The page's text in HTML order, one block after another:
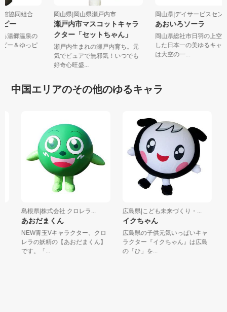
館協同組合
ピー
る湯郷温泉の
ピー＆ゆっピ
岡山県|岡山県瀬戸内市
瀬戸内市マスコットキャラ
クター「セットちゃん」
瀬戸内生まれの瀬戸内育ち。元
気でピュアで無邪気！いつでも
好奇心旺盛...
岡山県|デイサービスセ
あおいろソーラ
岡山県総社市日羽の上
した日本一の美ゆるキ
は大空の一...
中国エリアのその他のゆるキャラ
島根県|株式会社 クロレラ...
あおだまくん
NEW青玉Vキャラクター、クロ
レラの妖精の【あおだまくん】
です。「...
広島県|こども未来づくり・...
イクちゃん
広島県の子供元気いっぱいキャ
ラクター『イクちゃん』は広島
の「ひ」を...